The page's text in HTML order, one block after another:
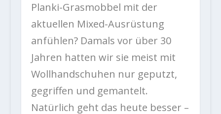
Planki-Grasmobbel mit der
aktuellen Mixed-Ausrüstung
anfühlen? Damals vor über 30
Jahren hatten wir sie meist mit
Wollhandschuhen nur geputzt,
gegriffen und gemantelt.
Natürlich geht das heute besser –